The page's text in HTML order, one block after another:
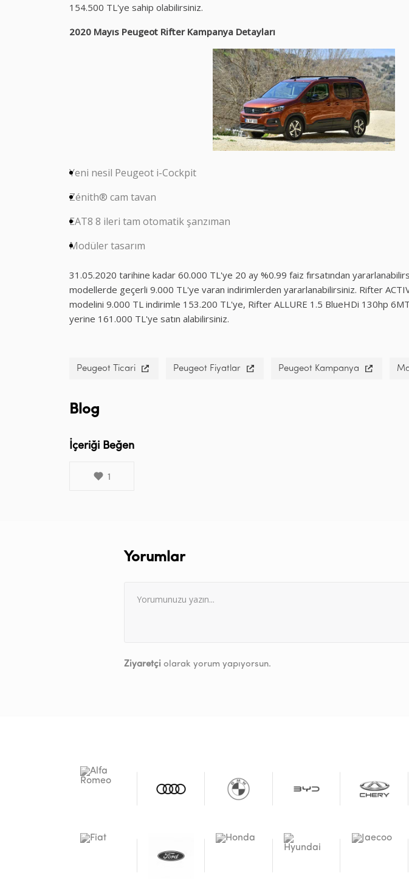
154.500 TL'ye sahip olabilirsiniz.
2020 Mayıs Peugeot Rifter Kampanya Detayları
Yeni nesil Peugeot i-Cockpit
Zénith® cam tavan
EAT8 8 ileri tam otomatik şanzıman
Modüler tasarım
31.05.2020 tarihine kadar 60.000 TL'ye 20 ay %0.99 faiz fırsatından
modellerde geçerli 9.000 TL'ye varan indirimlerden yararlanabilirsiniz. Rifter
modelini 9.000 TL indirimle 153.200 TL'ye, Rifter ALLURE 1.5 BlueHDi 130hp
yerine 161.000 TL'ye satın alabilirsiniz.
Peugeot Ticari Peugeot Fiyatlar Peugeot Kampanya
Blog
İçeriği Beğen
1
Yorumlar
Ziyaretçi olarak yorum yapıyorsun.